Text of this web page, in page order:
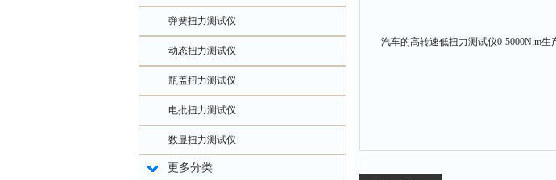
弹簧扭力测试仪
动态扭力测试仪
瓶盖扭力测试仪
电批扭力测试仪
数显扭力测试仪
更多分类